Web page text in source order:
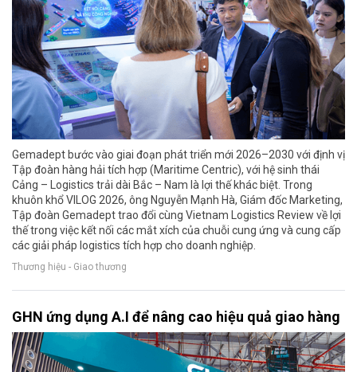
Gemadept bước vào giai đoạn phát triển mới 2026–2030 với định vị
Tập đoàn hàng hải tích hợp (Maritime Centric), với hệ sinh thái
Cảng – Logistics trải dài Bắc – Nam là lợi thế khác biệt. Trong
khuôn khổ VILOG 2026, ông Nguyễn Mạnh Hà, Giám đốc Marketing,
Tập đoàn Gemadept trao đổi cùng Vietnam Logistics Review về lợi
thế trong việc kết nối các mắt xích của chuỗi cung ứng và cung cấp
các giải pháp logistics tích hợp cho doanh nghiệp.
Thương hiệu - Giao thương
GHN ứng dụng A.I để nâng cao hiệu quả giao hàng